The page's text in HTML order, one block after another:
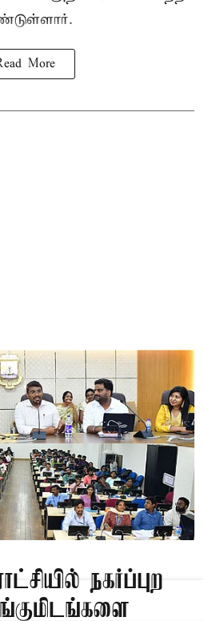
More
நகர்ப்புற